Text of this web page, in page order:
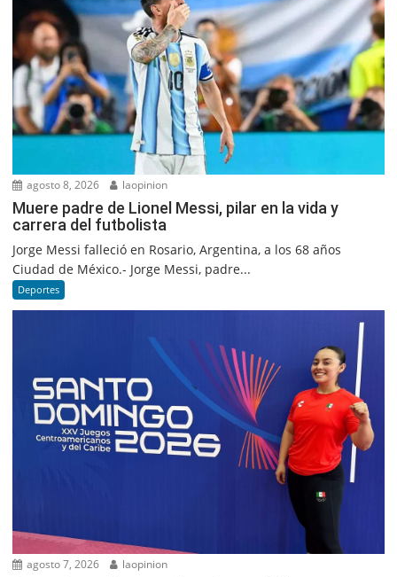
agosto 8, 2026 laopinion
Muere padre de Lionel Messi, pilar en la vida y
carrera del futbolista
Jorge Messi falleció en Rosario, Argentina, a los 68 años
Ciudad de México.- Jorge Messi, padre...
Deportes
agosto 7, 2026 laopinion